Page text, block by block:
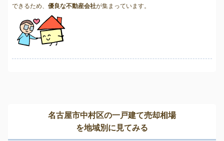
できるため、 優良な不動産会社が集まっています。
名古屋市中村区の一戸建て売却相場
を地域別に見てみる